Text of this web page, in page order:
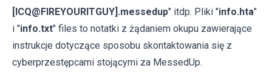
[ICQ@FIREYOURITGUY].messedup" itdp. Pliki "info.hta"
i "info.txt" files to notatki z żądaniem okupu zawierające
instrukcje dotyczące sposobu skontaktowania się z
cyberprzestępcami stojącymi za MessedUp.